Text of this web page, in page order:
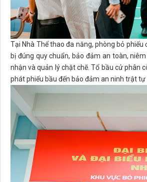
Tại Nhà Thể thao đa năng, phòng bỏ
bị đúng quy chuẩn, bảo đảm an toàn,
nhận và quản lý chặt chẽ. Tổ bầu cử phân
phát phiếu bầu đến bảo đảm an ninh trật tự